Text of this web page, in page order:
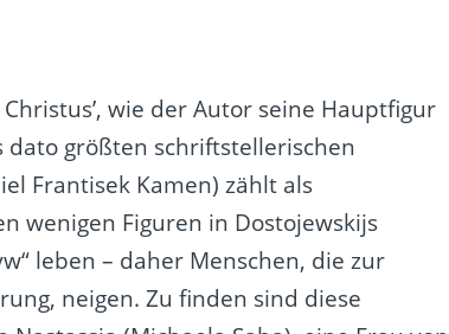
wie der Autor seine Hauptfigur
größten schriftstellerischen
Frantisek Kamen) zählt als
wenigen Figuren in Dostojewskijs
leben – daher Menschen, die zur
neigen. Zu finden sind diese